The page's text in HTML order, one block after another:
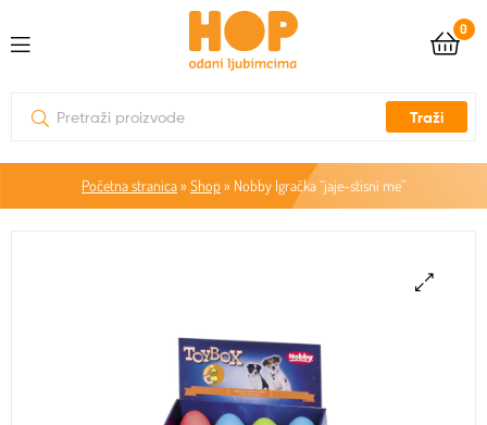
0
Traži
Početna stranica» Shop» Nobby Igračka “jaje-stisni me”